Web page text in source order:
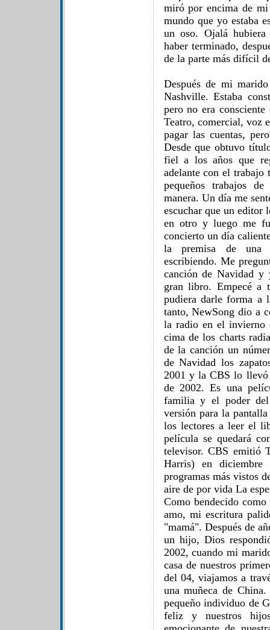
miró por encima de
mundo que yo estaba
un oso. Ojalá
haber terminado,
de la parte más difícil
Después de mi
Nashville. Estaba
pero no era
Teatro, comercial, voz
pagar las cuentas,
Desde que obtuvo
fiel a los años que
adelante con el trabajo
pequeños trabajos
manera. Un día me
escuchar que un
en otro y luego me
concierto un día
la premisa de una
escribiendo. Me
canción de Navidad y
gran libro. Empecé a
pudiera darle forma a
tanto, NewSong dio a
la radio en el invierno
cima de los charts
de la canción un
de Navidad los
2001 y la CBS lo
de 2002. Es una
familia y el poder
versión para la
los lectores a leer el
película se quedará
televisor. CBS emitió
Harris) en
programas más vistos
aire de por vida La
Como bendecido
amo, mi escritura
"mamá". Después de
un hijo, Dios
2002, cuando mi
casa de nuestros
del 04, viajamos a
una muñeca de
pequeño individuo de
feliz y nuestros